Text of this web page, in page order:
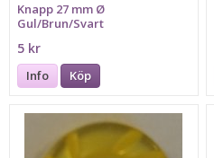
Knapp 27 mm Ø
Gul/Brun/Svart
5 kr
Info Köp